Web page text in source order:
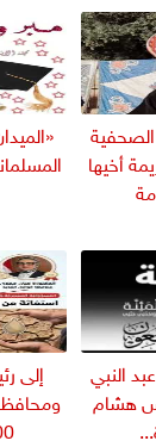
الصحفية
أخيها
النبي
هشام
إلى
200